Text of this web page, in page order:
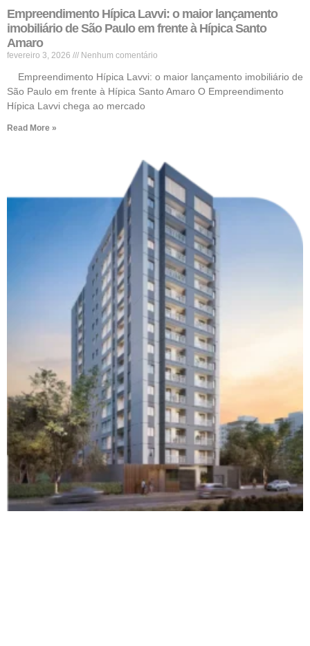
Empreendimento Hípica Lavvi: o maior lançamento
imobiliário de São Paulo em frente à Hípica Santo
Amaro
fevereiro 3, 2026 Nenhum comentário
Empreendimento Hípica Lavvi: o maior lançamento imobiliário de
São Paulo em frente à Hípica Santo Amaro O Empreendimento
Hípica Lavvi chega ao mercado
Read More »